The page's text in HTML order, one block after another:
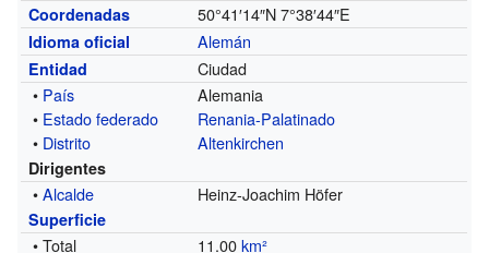
Coordenadas 50°41′14″N 7°38′44″E
Idioma oficial Alemán
Entidad
Ciudad
• País
Alemania
• Estado federado
Renania-Palatinado
• Distrito Altenkirchen
Dirigentes
•Alcalde Heinz-Joachim Höfer
Superficie
• Total 11.00km²